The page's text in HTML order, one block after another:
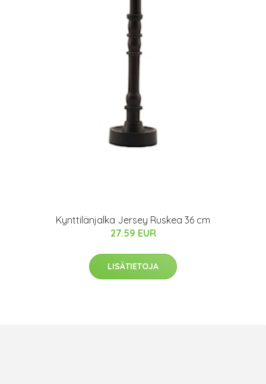
Kynttilänjalka Jersey Ruskea 36 cm
27.59 EUR
LISÄTIETOJA